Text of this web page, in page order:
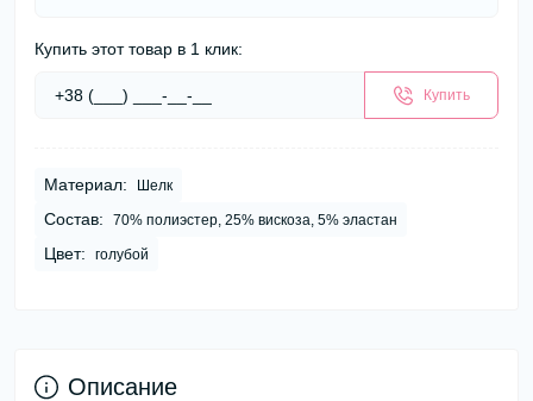
Купить этот товар в 1 клик:
Купить
Материал: Шелк
Состав: 70% полиэстер, 25% вискоза, 5% эластан
Цвет: голубой
Описание